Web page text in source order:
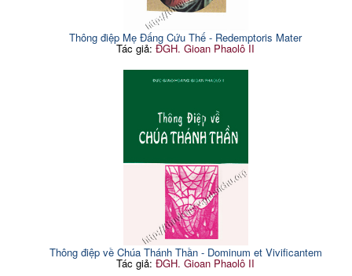
Thông điệp Mẹ Đấng Cứu Thế - Redemptoris Mater
Tác giả:ĐGH. Gioan Phaolô II
Thông điệp về Chúa Thánh Thần - Dominum et Vivificantem
Tác giả:ĐGH. Gioan Phaolô II